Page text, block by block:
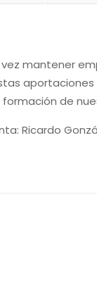
mantener
de
Ricardo